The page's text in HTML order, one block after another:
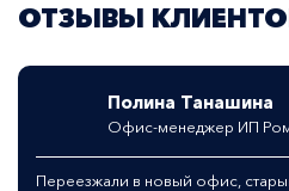
ОТЗЫВЫ
Полина Танашина
Офис-менеджер ИП
Переезжали в новый офис,